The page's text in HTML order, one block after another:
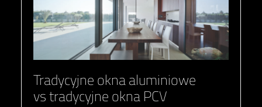
Tradycyjne okna aluminiowe
vs tradycyjne okna PCV